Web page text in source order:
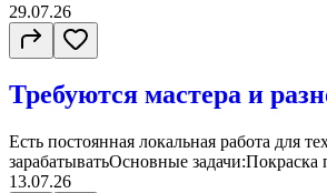
29.07.26
Требуются мастера и
Есть постоянная локальная работа для
зарабатыватьОсновные
13.07.26